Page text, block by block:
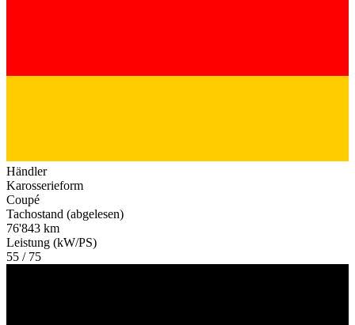
Händler
Karosserieform
Coupé
Tachostand (abgelesen)
76'843 km
Leistung (kW/PS)
55 / 75